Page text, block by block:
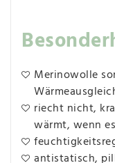
Merinowolle
riecht nicht,
wärmt, wenn
antistatisch,